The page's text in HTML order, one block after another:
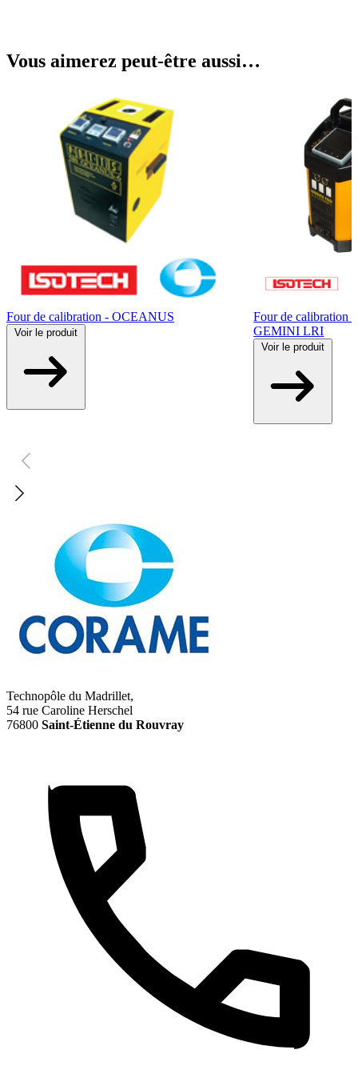
Vous aimerez peut-être aussi…
Four de calibration - OCEANUS
Voir le produit
Four de calibration
GEMINI LRI
Voir le produit
Technopôle du Madrillet,
54 rue Caroline Herschel
76800 Saint-Étienne du Rouvray